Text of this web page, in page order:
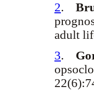
2.
adult
3.